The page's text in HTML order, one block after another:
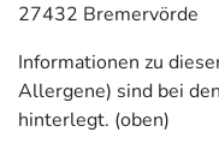
27432 Bremervörde
Informationen zu
Allergene) sind bei
hinterlegt. (oben)